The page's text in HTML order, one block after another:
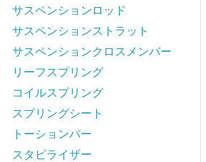
サスペンションロッド
サスペンションストラット
サスペンションクロスメンバー
リーフスプリング
コイルスプリング
スプリングシート
トーションバー
スタビライザー